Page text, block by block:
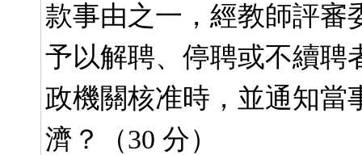
款事由之一，經教師評審
予以解聘、停聘或不續聘
政機關核准時，並通知當
濟？（30 分）